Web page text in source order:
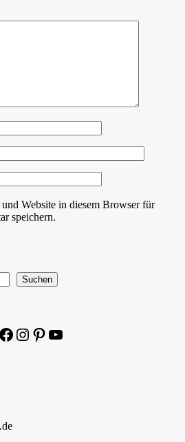
Website in diesem Browser für
speichern.
Suchen
Facebook
Instagram
Pinterest
YouTube